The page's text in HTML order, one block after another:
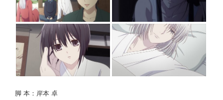
脚 本：岸本 卓